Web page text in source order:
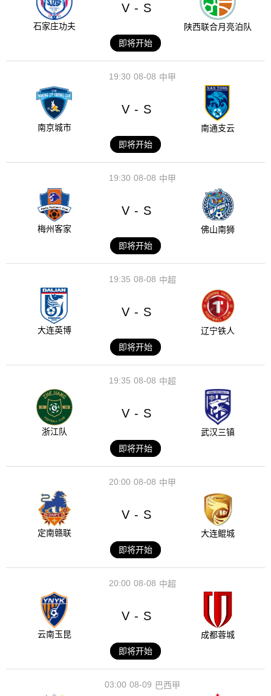
石家庄功夫
V - S
陕西联合月亮泊队
即将开始
08-08
19:30 中甲
南京城市
V - S
南通支云
即将开始
08-08
19:30 中甲
梅州客家
V - S
佛山南狮
即将开始
08-08
19:35 中超
大连英博
V - S
辽宁铁人
即将开始
08-08
19:35 中超
浙江队
V - S
武汉三镇
即将开始
08-08
20:00 中甲
定南赣联
V - S
大连鲲城
即将开始
08-08
20:00 中超
云南玉昆
V - S
成都蓉城
即将开始
08-09
03:00 巴西甲